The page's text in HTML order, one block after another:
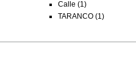
Calle (1)
TARANCO (1)